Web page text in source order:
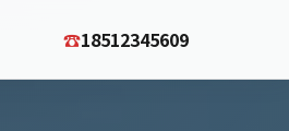
☎18512345609